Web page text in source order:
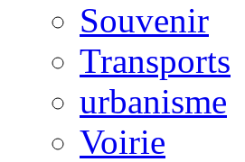
Souvenir
Transports
urbanisme
Voirie